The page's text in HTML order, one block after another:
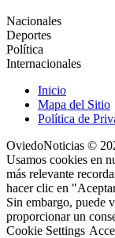
Nacionales
Deportes
Política
Internacionales
Inicio
Mapa del Sitio
Política de
OviedoNoticias ©
Usamos cookies en
más relevante
hacer clic en
Sin embargo, puede
proporcionar un
Cookie Settings